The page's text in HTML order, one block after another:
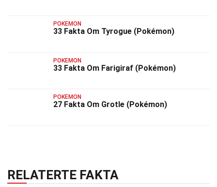
POKEMON
33 Fakta Om Tyrogue (Pokémon)
POKEMON
33 Fakta Om Farigiraf (Pokémon)
POKEMON
27 Fakta Om Grotle (Pokémon)
RELATERTE FAKTA